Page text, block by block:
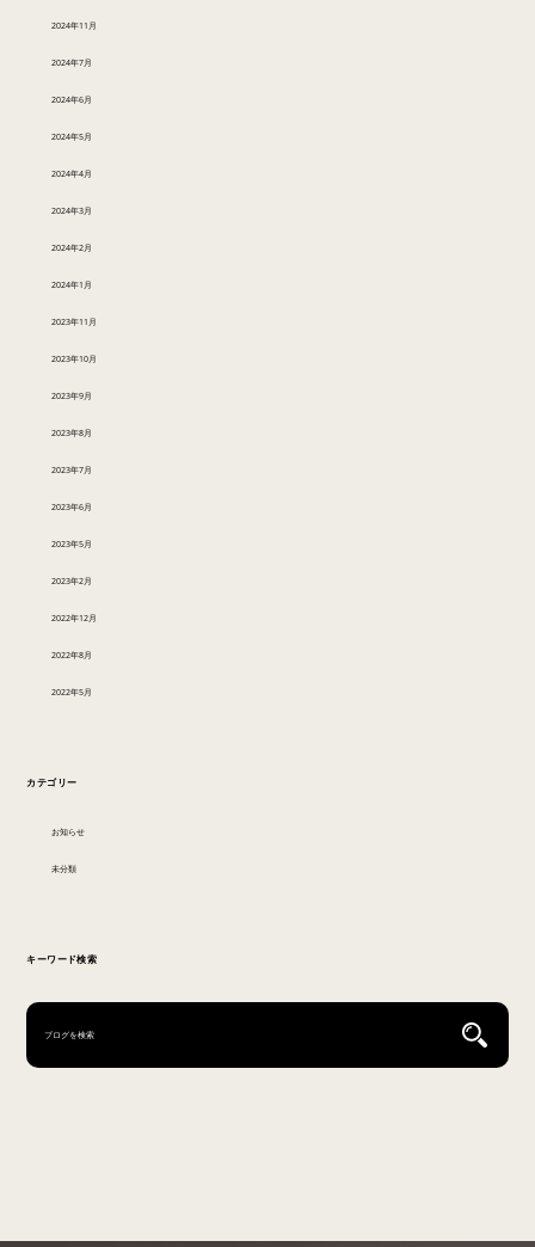
2024年11月
2024年7月
2024年6月
2024年5月
2024年4月
2024年3月
2024年2月
2024年1月
2023年11月
2023年10月
2023年9月
2023年8月
2023年7月
2023年6月
2023年5月
2023年2月
2022年12月
2022年8月
2022年5月
カテゴリー
お知らせ
未分類
キーワード検索